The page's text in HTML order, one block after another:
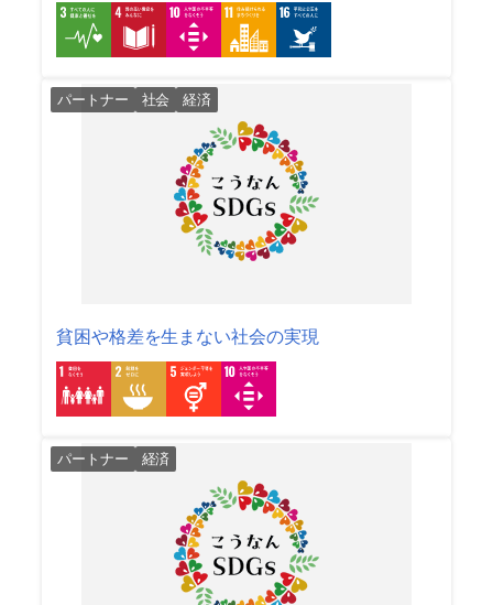
パートナー 社会 経済
貧困や格差を生まない社会の実現
パートナー 経済